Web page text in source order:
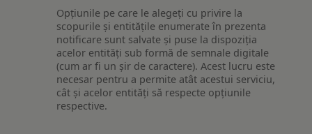
Opțiunile pe care le alegeți cu privire la
scopurile și entitățile enumerate în prezenta
notificare sunt salvate și puse la dispoziția
acelor entități sub formă de semnale digitale
(cum ar fi un șir de caractere). Acest lucru este
necesar pentru a permite atât acestui serviciu,
cât și acelor entități să respecte opțiunile
respective.